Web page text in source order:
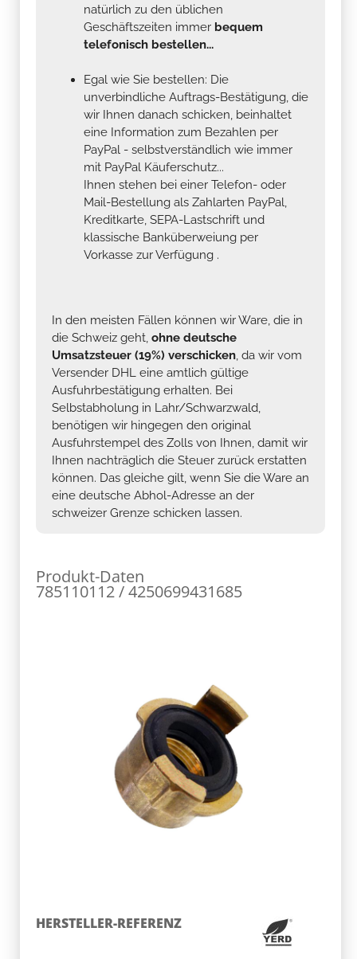
natürlich zu den üblichen
Geschäftszeiten immer bequem
telefonisch bestellen...
Egal wie Sie bestellen: Die
unverbindliche Auftrags-Bestätigung, die
wir Ihnen danach schicken, beinhaltet
eine Information zum Bezahlen per
PayPal - selbstverständlich wie immer
mit PayPal Käuferschutz...
Ihnen stehen bei einer Telefon- oder
Mail-Bestellung als Zahlarten PayPal,
Kreditkarte, SEPA-Lastschrift und
klassische Banküberweiung per
Vorkasse zur Verfügung .
In den meisten Fällen können wir Ware, die in
die Schweiz geht, ohne deutsche
Umsatzsteuer (19%) verschicken , da wir vom
Versender DHL eine amtlich gültige
Ausfuhrbestätigung erhalten. Bei
Selbstabholung in Lahr/Schwarzwald,
benötigen wir hingegen den original
Ausfuhrstempel des Zolls von Ihnen, damit wir
Ihnen nachträglich die Steuer zurück erstatten
können. Das gleiche gilt, wenn Sie die Ware an
eine deutsche Abhol-Adresse an der
schweizer Grenze schicken lassen.
Produkt-Daten
785110112 / 4250699431685
HERSTELLER-REFERENZ